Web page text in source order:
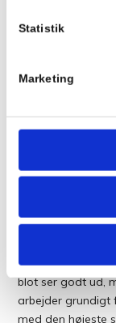
Statistik
Marketing
Hos
finish. Vores
Vi forstår, hvor
blot ser godt ud,
arbejder grundigt
med den højeste